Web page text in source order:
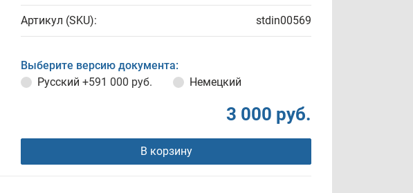
Артикул (SKU): stdin00569
Выберите версию документа:
Русский +591 000 руб. Немецкий
3 000 руб.
В корзину